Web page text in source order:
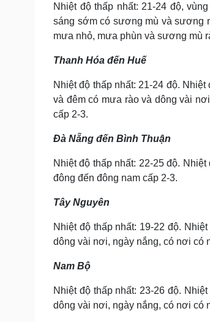
Nhiệt độ thấp nhất: 21-24 độ,
sáng sớm có sương mù và sương
mưa nhỏ, mưa phùn và sương mù
Thanh Hóa đến Huế
Nhiệt độ thấp nhất: 21-24 độ.
và đêm có mưa rào và dông vài
cấp 2-3.
Đà Nẵng đến Bình Thuận
Nhiệt độ thấp nhất: 22-25 độ.
đông đến đông nam cấp 2-3.
Tây Nguyên
Nhiệt độ thấp nhất: 19-22 độ.
dông vài nơi, ngày nắng, có nơi có
Nam Bộ
Nhiệt độ thấp nhất: 23-26 độ.
dông vài nơi, ngày nắng, có nơi có